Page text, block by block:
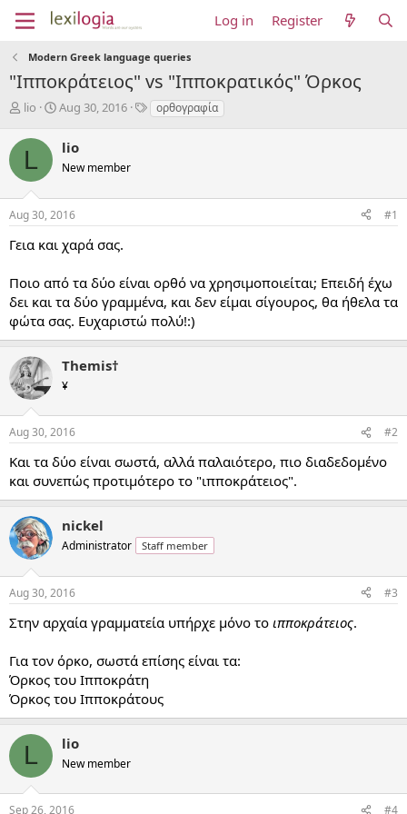
Log in Register
Modern Greek language queries
"Ιπποκράτειος" vs "Ιπποκρατικός" Όρκος
T
r
e
a
s
t
r
e
r
lio
S
a
a
t
Aug 30, 2016
Tορθογραφία
L lio
New member
Aug 30, 2016 #1
Γεια και χαρά σας.
Ποιο από τα δύο είναι ορθό να χρησιμοποιείται; Επειδή έχω
δει και τα δύο γραμμένα, και δεν είμαι σίγουρος, θα ήθελα τα
φώτα σας. Ευχαριστώ πολύ!:)
Themis†
¥
Aug 30, 2016 #2
Και τα δύο είναι σωστά, αλλά παλαιότερο, πιο διαδεδομένο
και συνεπώς προτιμότερο το "ιπποκράτειος".
nickel
Administrator Staff member
Aug 30, 2016 #3
Στην αρχαία γραμματεία υπήρχε μόνο το ιπποκράτειος.
Για τον όρκο, σωστά επίσης είναι τα:
Όρκος του Ιπποκράτη
Όρκος του Ιπποκράτους
L lio
New member
Sep 26, 2016 #4